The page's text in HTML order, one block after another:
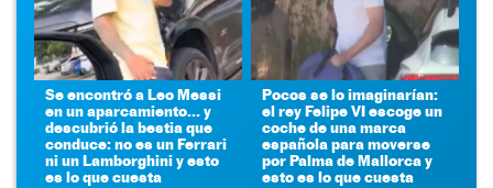
Se encontró a Leo Messi
en un aparcamiento... y
descubrió la bestia que
conduce: no es un Ferrari
ni un Lamborghini y esto
es lo que cuesta
Pocos se lo imaginarían:
el rey Felipe VI escoge un
coche de una marca
española para moverse
por Palma de Mallorca y
esto es lo que cuesta